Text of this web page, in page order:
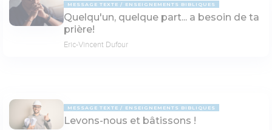
MESSAGE TEXTE ENSEIGNEMENTS BIBLIQUES
Quelqu'un, quelque part... a besoin de ta
prière!
Eric-Vincent Dufour
MESSAGE TEXTE ENSEIGNEMENTS BIBLIQUES
Levons-nous et bâtissons !